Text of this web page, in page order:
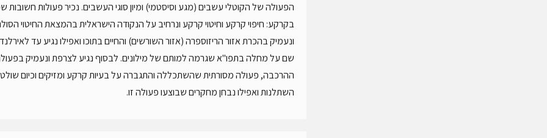
הפעולה של הקוטלי עשבים (מגע וסיסטמי) ומיון סוגי העשבים. נכיר פעולות חשובות
בקרקע: חיפוי קרקע וחיטוי קרקע ונרחיב על הנקודה הישראלית בהמצאת החיטוי
ונעמיק בהכרת אזור הריזוספרה (אזור השורשים) והחיים בתוכו ואפילו נגיע עד
שם על מחלה בתפו"א שגרמה למותם של מילונים. לבסוף נגיע לצרפת ונעמיק
ההרכבה, פעולה מסורתית שהשתכללה והתגברה על בעיות קרקע ומזיקים וכיום
השתלנות ואפילו נבחן מחקרים שבוצעו פעולה זו.